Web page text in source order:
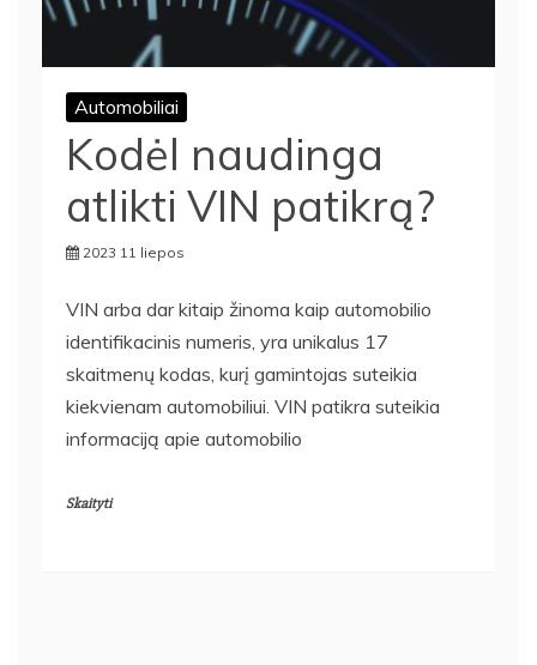
Automobiliai
Kodėl naudinga
atlikti VIN patikrą?
2023 11 liepos
VIN arba dar kitaip žinoma kaip automobilio
identifikacinis numeris, yra unikalus 17
skaitmenų kodas, kurį gamintojas suteikia
kiekvienam automobiliui. VIN patikra suteikia
informaciją apie automobilio
Skaityti